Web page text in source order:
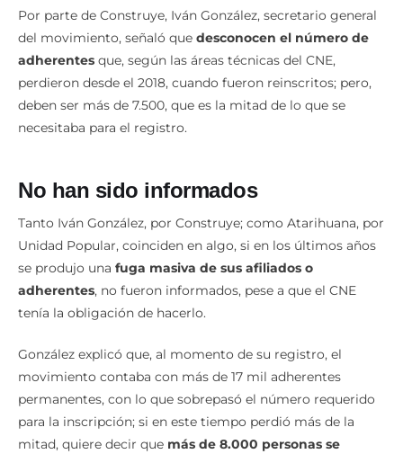
Por parte de Construye, Iván González, secretario general
del movimiento, señaló que desconocen el número de
adherentes que, según las áreas técnicas del CNE,
perdieron desde el 2018, cuando fueron reinscritos; pero,
deben ser más de 7.500, que es la mitad de lo que se
necesitaba para el registro.
No han sido informados
Tanto Iván González, por Construye; como Atarihuana, por
Unidad Popular, coinciden en algo, si en los últimos años
se produjo una fuga masiva de sus afiliados o
adherentes, no fueron informados, pese a que el CNE
tenía la obligación de hacerlo.
González explicó que, al momento de su registro, el
movimiento contaba con más de 17 mil adherentes
permanentes, con lo que sobrepasó el número requerido
para la inscripción; si en este tiempo perdió más de la
mitad, quiere decir que más de 8.000 personas se